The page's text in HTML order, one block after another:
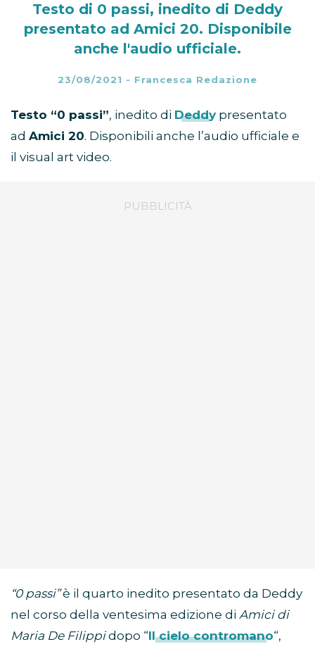
Testo di 0 passi, inedito di Deddy
presentato ad Amici 20. Disponibile
anche l'audio ufficiale.
23/08/2021 - Francesca Redazione
Testo “0 passi”, inedito di Deddy presentato
ad Amici 20. Disponibili anche l’audio ufficiale e
il visual art video.
“0 passi”è il quarto inedito presentato da Deddy
nel corso della ventesima edizione di Amici di
Maria De Filippidopo “Il cielo contromano“,